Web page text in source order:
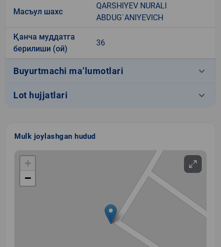
Масъул шахс
QARSHIYEV NURALI
ABDUG`ANIYEVICH
Қанча муддатга
берилиши (ой)
36
Buyurtmachi ma’lumotlari keyboard_arrow_down
Lot hujjatlari keyboard_arrow_down
Mulk joylashgan hudud
+
−